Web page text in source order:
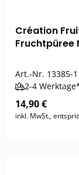
Création
Fruchtpüree
Art.-Nr. 13385-1
2-4
14,90 €
inkl. MwSt.,